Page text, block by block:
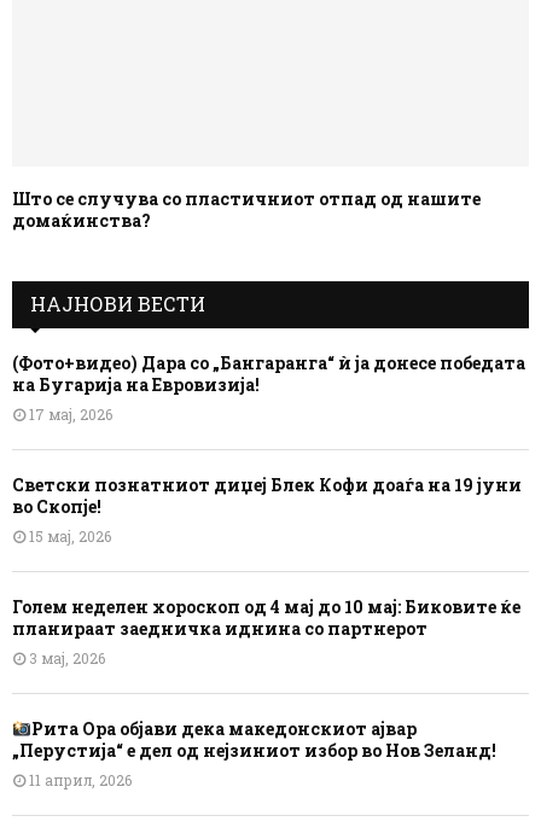
Што се случува со пластичниот отпад од нашите
домаќинства?
НАЈНОВИ ВЕСТИ
(Фото+видео) Дара со „Бангаранга“ ѝ ја донесе победата
на Бугарија на Евровизија!
17 мај, 2026
Светски познатниот диџеј Блек Кофи доаѓа на 19 јуни
во Скопје!
15 мај, 2026
Голем неделен хороскоп од 4 мај до 10 мај: Биковите ќе
планираат заедничка иднина со партнерот
3 мај, 2026
Рита Ора објави дека македонскиот ајвар
„Перустија“ е дел од нејзиниот избор во Нов Зеланд!
11 април, 2026